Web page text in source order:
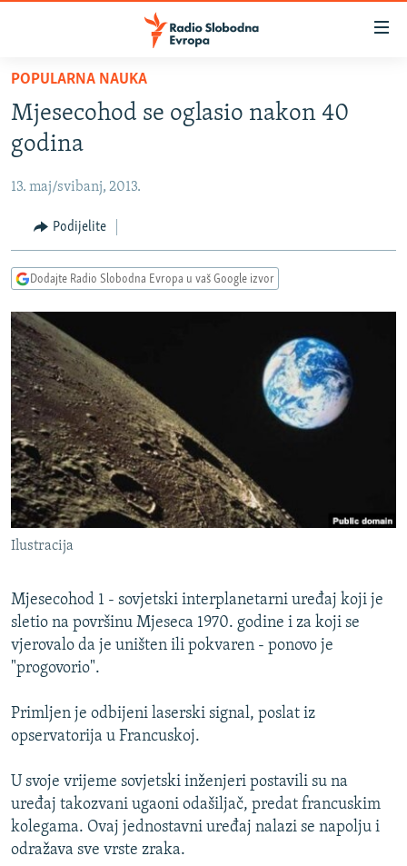
Pređite
glavni
sadržaj
Pređite
na
navigaciju
Pređite
na
BOSNA I HERCEGOVINA
SRBIJA
KOSOVO
CRNA GORA
VIDEO
FOTOGALERIJE
INFOGRAFIKE
PODCASTI
RAT U UKRAJINI
KINA NA BALKANU
RSE PRIČE IZ SVIJETA
ISPRIČAJ MI
DNEVNO@RSE
SPECIJALI RSE
VIŠE OD NASLOVA
GENOCID U SREBRENICI
POPLAVE I KLIZIŠTA U BIH 2024.
TV LIBERTY
POST SCRIPTUM
TRI DECENIJE OD RATA U BIH
NASTANAK I RASPAD JUGOSLAVIJE
PRATITE NAS
Sve RFE/RL stranice
POPULARNA NAUKA
Mjesecohod se oglasio nakon 40
godina
13. maj/svibanj, 2013.
Podijelite
Dodajte Radio Slobodna Evropa u vaš Google izvor
Ilustracija
Mjesecohod 1 - sovjetski interplanetarni uređaj koji je
sletio na površinu Mjeseca 1970. godine i za koji se
vjerovalo da je uništen ili pokvaren - ponovo je
"progovorio".
Primljen je odbijeni laserski signal, poslat iz
opservatorija u Francuskoj.
U svoje vrijeme sovjetski inženjeri postavili su na
uređaj takozvani ugaoni odašiljač, predat francuskim
kolegama. Ovaj jednostavni uređaj nalazi se napolju i
odražava sve vrste zraka.